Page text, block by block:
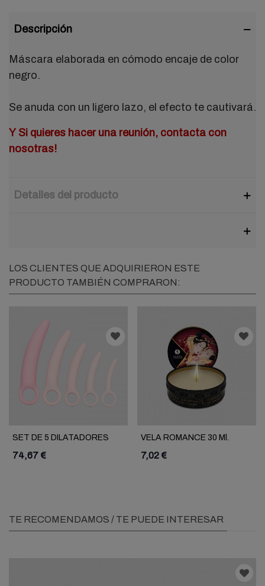
Descripción
Máscara elaborada en cómodo encaje de color
negro.
Se anuda con un ligero lazo, el efecto te cautivará.
Y Si quieres hacer una reunión, contacta con
nosotras!
Detalles del producto
LOS CLIENTES QUE ADQUIRIERON ESTE
PRODUCTO TAMBIÉN COMPRARON:
SET DE 5 DILATADORES
VAGINALES
74,67 €
VELA ROMANCE 30 Ml.
7,02 €
TE RECOMENDAMOS / TE PUEDE INTERESAR